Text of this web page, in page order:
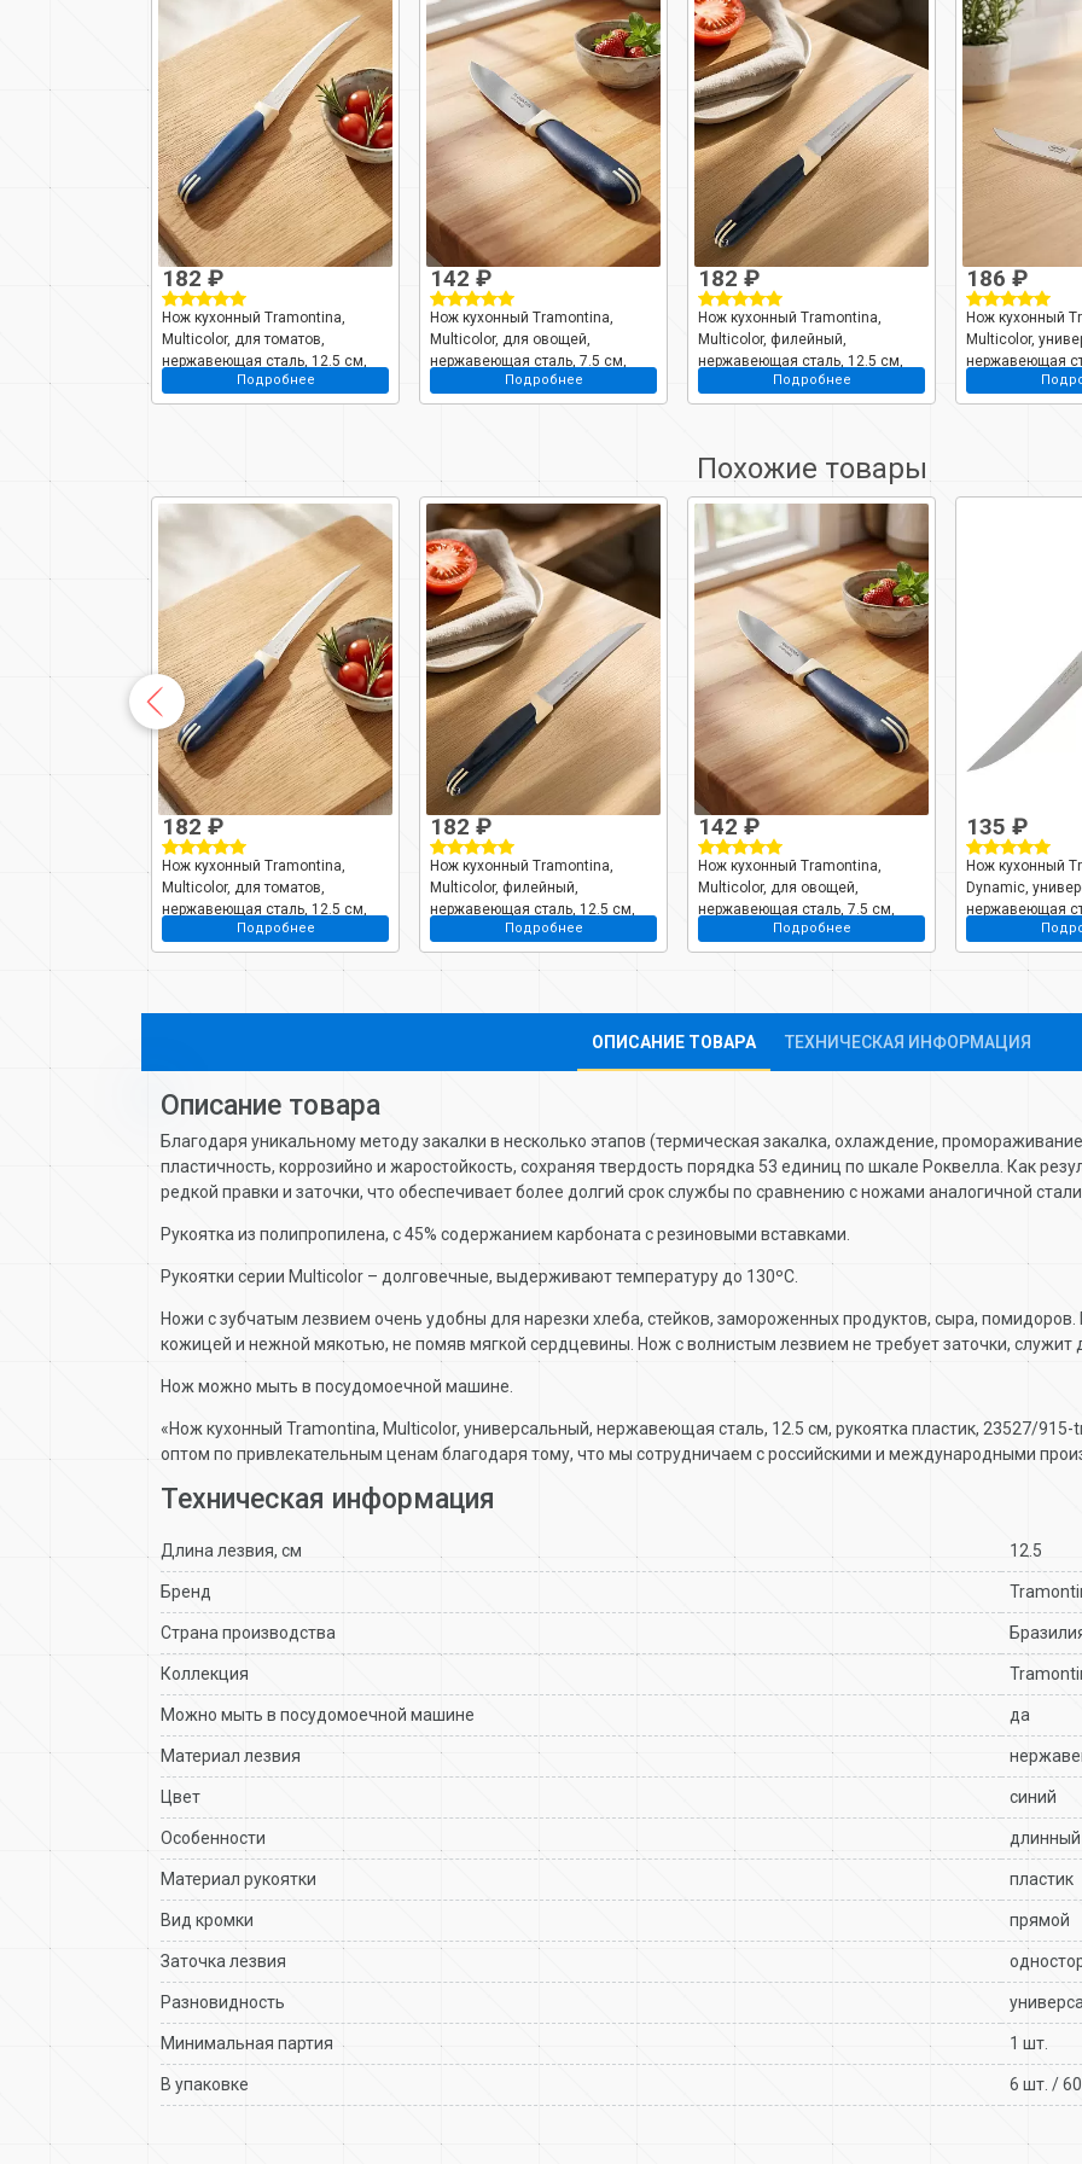
182 ₽
Нож кухонный Tramontina,
Multicolor, для томатов,
нержавеющая сталь, 12.5 см,
рукоятка пластик, 23512/915-TR
Подробнее
142 ₽
Нож кухонный Tramontina,
Multicolor, для овощей,
нержавеющая сталь, 7.5 см,
рукоятка пластик, 23511/213-TR
Подробнее
182 ₽
Нож кухонный Tramontina,
Multicolor, филейный,
нержавеющая сталь, 12.5 см,
рукоятка пластик, 23500/915-TR
Подробнее
186 ₽
Нож кухонный
Multicolor,
нержавеющая
рукоятка
Похожие товары
182 ₽
Нож кухонный Tramontina,
Multicolor, для томатов,
нержавеющая сталь, 12.5 см,
рукоятка пластик, 23512/915-TR
Подробнее
182 ₽
Нож кухонный Tramontina,
Multicolor, филейный,
нержавеющая сталь, 12.5 см,
рукоятка пластик, 23500/915-TR
Подробнее
142 ₽
Нож кухонный Tramontina,
Multicolor, для овощей,
нержавеющая сталь, 7.5 см,
рукоятка пластик, 23511/213-TR
Подробнее
135 ₽
Нож кухонный
Dynamic,
нержавеющая
рукоятка
ОПИСАНИЕ ТОВАРА ТЕХНИЧЕСКАЯ ИНФОРМАЦИЯ
Описание товара
Благодаря уникальному методу закалки в несколько этапов (термическая закалка, охлаждение,
пластичность, коррозийно и жаростойкость, сохраняя твердость порядка 53 единиц по шкале Роквелла. Как
редкой правки и заточки, что обеспечивает более долгий срок службы по сравнению с ножами аналогичной
Рукоятка из полипропилена, с 45% содержанием карбоната с резиновыми вставками.
Рукоятки серии Multicolor – долговечные, выдерживают температуру до 130ºC.
Ножи с зубчатым лезвием очень удобны для нарезки хлеба, стейков, замороженных продуктов, сыра,
кожицей и нежной мякотью, не помяв мягкой сердцевины. Нож с волнистым лезвием не требует заточки, служит
Нож можно мыть в посудомоечной машине.
«Нож кухонный Tramontina, Multicolor, универсальный, нержавеющая сталь, 12.5 см, рукоятка пластик, 23527/
оптом по привлекательным ценам благодаря тому, что мы сотрудничаем с российскими и международными
Техническая информация
Длина лезвия, см 12.5
Бренд
Страна производства
Коллекция
Можно мыть в посудомоечной машине да
Материал лезвия
Цвет синий
Особенности длинный
Материал рукоятки пластик
Вид кромки прямой
Заточка лезвия
Разновидность
Минимальная партия 1 шт.
В упаковке 6 шт. /